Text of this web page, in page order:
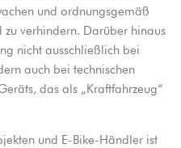
und ordnungsgemäß
zu verhindern. Darüber hinaus
nicht ausschließlich bei
auch bei technischen
das als „Kraftfahrzeug“
und E-Bike-Händler ist